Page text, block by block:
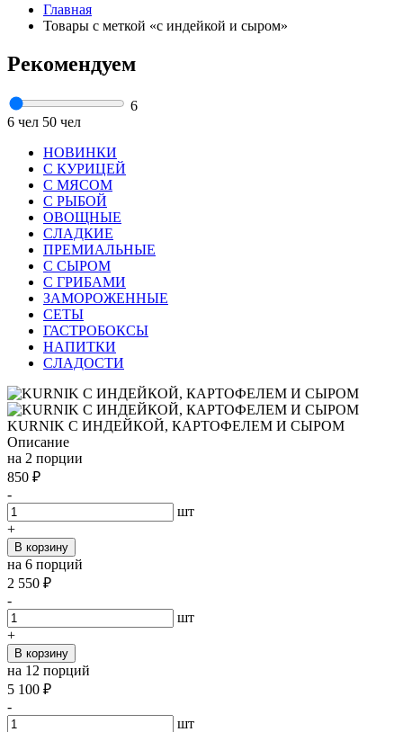
Главная
Товары с меткой «с индейкой и сыром»
Рекомендуем
6
6 чел 50 чел
НОВИНКИ
С КУРИЦЕЙ
С МЯСОМ
С РЫБОЙ
ОВОЩНЫЕ
СЛАДКИЕ
ПРЕМИАЛЬНЫЕ
С СЫРОМ
С ГРИБАМИ
ЗАМОРОЖЕННЫЕ
СЕТЫ
ГАСТРОБОКСЫ
НАПИТКИ
СЛАДОСТИ
KURNIK С ИНДЕЙКОЙ, КАРТОФЕЛЕМ И СЫРОМ
Описание
на 2 порции
850 ₽
-
шт
+
В корзину
на 6 порций
2 550 ₽
-
шт
+
В корзину
на 12 порций
5 100 ₽
-
шт